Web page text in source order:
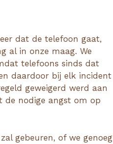
dat de telefoon gaat,
al in onze maag. We
telefoons sinds dat
daardoor bij elk incident
geweigerd werd aan
de nodige angst om op
gebeuren, of we genoeg